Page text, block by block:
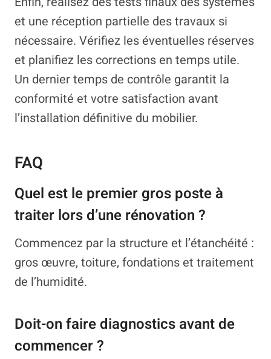
et une réception partielle des travaux si
nécessaire. Vérifiez les éventuelles réserves
et planifiez les corrections en temps utile.
Un dernier temps de contrôle garantit la
conformité et votre satisfaction avant
l’installation définitive du mobilier.
FAQ
Quel est le premier gros poste à
traiter lors d’une rénovation ?
Commencez par la structure et l’étanchéité :
gros œuvre, toiture, fondations et traitement
de l’humidité.
Doit-on faire diagnostics avant de
commencer ?